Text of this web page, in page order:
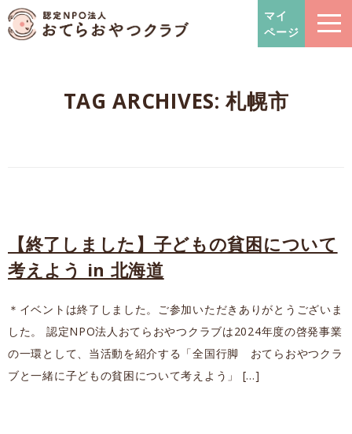
おてらおやつクラブ – たよっ
マイ
ページ
TAG ARCHIVES:札幌市
【終了しました】子どもの貧困について
考えよう in 北海道
＊イベントは終了しました。ご参加いただきありがとうございま
した。 認定NPO法人おてらおやつクラブは2024年度の啓発事業
の一環として、当活動を紹介する「全国行脚 おてらおやつクラ
ブと一緒に子どもの貧困について考えよう」 […]